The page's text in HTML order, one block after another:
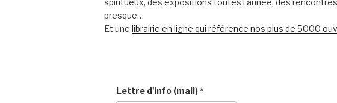
spiritueux, des expositions toutes l’année, des
presque…
Et une librairie en ligne qui référence nos plus de 5000
Lettre d'info (mail)*